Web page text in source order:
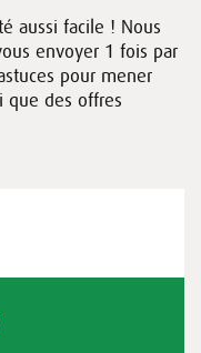
aussi facile ! Nous
envoyer 1 fois par
pour mener
que des offres